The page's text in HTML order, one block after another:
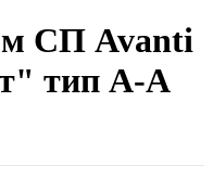
м СП Avanti
тип А-А